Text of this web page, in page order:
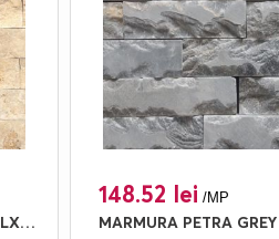
TRAVERTIN, CLASIC, PLACAJ, LX7.5, 2.5, SCAPITAT
148.52 lei /MP